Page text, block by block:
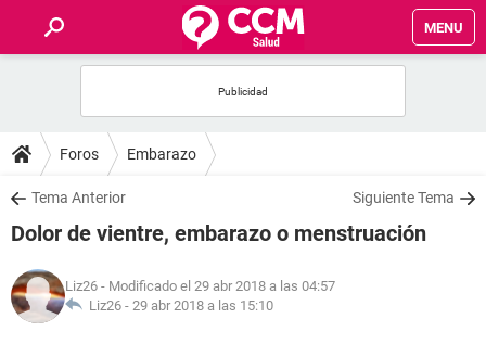
MENU
FOROS
SALUD
NUTRICIÓN
Foros Embarazo
Tema Anterior Siguiente Tema
Dolor de vientre, embarazo o menstruación
Liz26 - Modificado el 29 abr 2018 a las 04:57
Liz26 - 29 abr 2018 a las 15:10